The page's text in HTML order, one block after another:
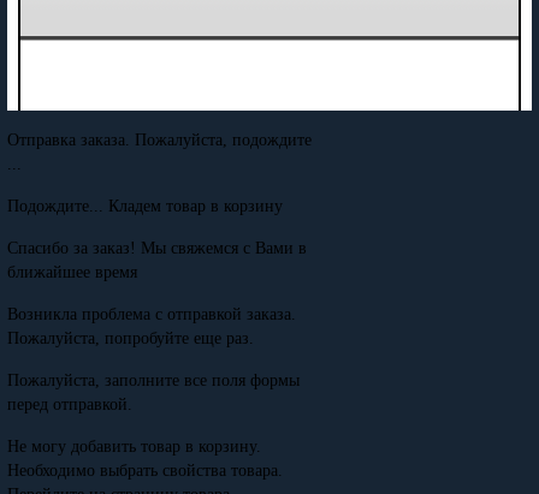
Отправка заказа. Пожалуйста, подождите
Подождите... Кладем товар в корзину
Спасибо за заказ! Мы свяжемся с Вами в
ближайшее время
Возникла проблема с отправкой заказа.
Пожалуйста, попробуйте еще раз.
Пожалуйста, заполните все поля формы
перед отправкой.
Не могу добавить товар в корзину.
Необходимо выбрать свойства товара.